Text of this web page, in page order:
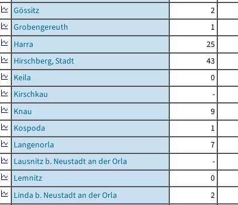
Gössitz
2
Grobengereuth
1
Harra
25
Hirschberg, Stadt
43
Keila
0
Kirschkau
-
Knau
9
Kospoda
1
Langenorla
7
Lausnitz b. Neustadt an der Orla
-
Lemnitz
0
Linda b. Neustadt an der Orla
2